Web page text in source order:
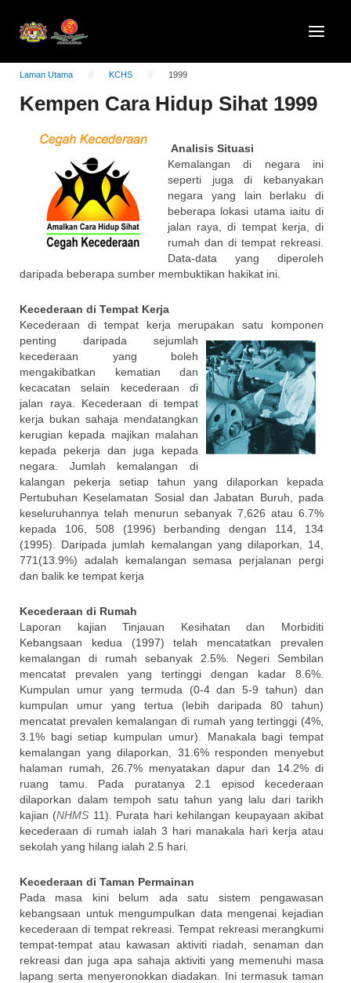
Laman Utama KCHS 1999
Kempen Cara Hidup Sihat 1999
Analisis Situasi
Kemalangan di negara ini
seperti juga di kebanyakan
negara yang lain berlaku di
beberapa lokasi utama iaitu di
jalan raya, di tempat kerja, di
rumah dan di tempat rekreasi.
Data-data yang diperoleh
daripada beberapa sumber membuktikan hakikat ini.
Kecederaan di Tempat Kerja
Kecederaan di tempat kerja merupakan satu komponen
penting daripada sejumlah
kecederaan yang boleh
mengakibatkan kematian dan
kecacatan selain kecederaan di
jalan raya. Kecederaan di tempat
kerja bukan sahaja mendatangkan
kerugian kepada majikan malahan
kepada pekerja dan juga kepada
negara. Jumlah kemalangan di
kalangan pekerja setiap tahun yang dilaporkan kepada
Pertubuhan Keselamatan Sosial dan Jabatan Buruh, pada
keseluruhannya telah menurun sebanyak 7,626 atau 6.7%
kepada 106, 508 (1996) berbanding dengan 114, 134
(1995). Daripada jumlah kemalangan yang dilaporkan, 14,
771(13.9%) adalah kemalangan semasa perjalanan pergi
dan balik ke tempat kerja
Kecederaan di Rumah
Laporan kajian Tinjauan Kesihatan dan Morbiditi
Kebangsaan kedua (1997) telah mencatatkan prevalen
kemalangan di rumah sebanyak 2.5%. Negeri Sembilan
mencatat prevalen yang tertinggi dengan kadar 8.6%.
Kumpulan umur yang termuda (0-4 dan 5-9 tahun) dan
kumpulan umur yang tertua (lebih daripada 80 tahun)
mencatat prevalen kemalangan di rumah yang tertinggi (4%,
3.1% bagi setiap kumpulan umur). Manakala bagi tempat
kemalangan yang dilaporkan, 31.6% responden menyebut
halaman rumah, 26.7% menyatakan dapur dan 14.2% di
ruang tamu. Pada puratanya 2.1 episod kecederaan
dilaporkan dalam tempoh satu tahun yang lalu dari tarikh
kajian (NHMS 11). Purata hari kehilangan keupayaan akibat
kecederaan di rumah ialah 3 hari manakala hari kerja atau
sekolah yang hilang ialah 2.5 hari.
Kecederaan di Taman Permainan
Pada masa kini belum ada satu sistem pengawasan
kebangsaan untuk mengumpulkan data mengenai kejadian
kecederaan di tempat rekreasi. Tempat rekreasi merangkumi
tempat-tempat atau kawasan aktiviti riadah, senaman dan
rekreasi dan juga apa sahaja aktiviti yang memenuhi masa
lapang serta menyeronokkan diadakan. Ini termasuk taman